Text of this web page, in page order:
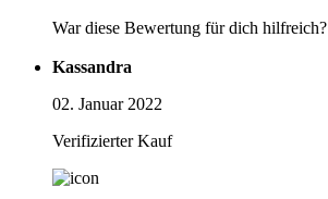
War diese Bewertung für dich hilfreich?
Kassandra
02. Januar 2022
Verifizierter Kauf